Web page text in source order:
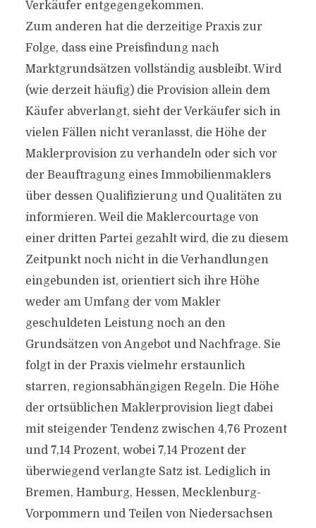
Verkäufer entgegengekommen.
Zum anderen hat die derzeitige Praxis zur
Folge, dass eine Preisfindung nach
Marktgrundsätzen vollständig ausbleibt. Wird
(wie derzeit häufig) die Provision allein dem
Käufer abverlangt, sieht der Verkäufer sich in
vielen Fällen nicht veranlasst, die Höhe der
Maklerprovision zu verhandeln oder sich vor
der Beauftragung eines Immobilienmaklers
über dessen Qualifizierung und Qualitäten zu
informieren. Weil die Maklercourtage von
einer dritten Partei gezahlt wird, die zu diesem
Zeitpunkt noch nicht in die Verhandlungen
eingebunden ist, orientiert sich ihre Höhe
weder am Umfang der vom Makler
geschuldeten Leistung noch an den
Grundsätzen von Angebot und Nachfrage. Sie
folgt in der Praxis vielmehr erstaunlich
starren, regionsabhängigen Regeln. Die Höhe
der ortsüblichen Maklerprovision liegt dabei
mit steigender Tendenz zwischen 4,76 Prozent
und 7,14 Prozent, wobei 7,14 Prozent der
überwiegend verlangte Satz ist. Lediglich in
Bremen, Hamburg, Hessen, Mecklenburg-
Vorpommern und Teilen von Niedersachsen